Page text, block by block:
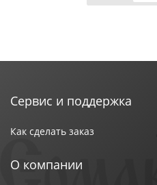
Сервис и поддержка
Как сделать заказ
О компании